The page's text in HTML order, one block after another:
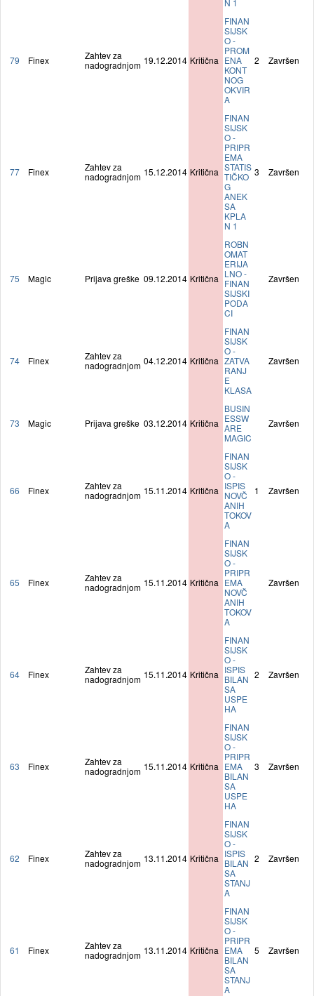
79 Finex
Zahtev za
nadogradnjom 19.12.2014 Kritična
FINAN
SIJSK
O -
PROM
ENA
KONT
NOG
OKVIR
A
2 Završen
77 Finex
Zahtev za
nadogradnjom 15.12.2014 Kritična
FINAN
SIJSK
O -
PRIPR
EMA
STATIS
TIČKO
G
ANEK
SA
KPLA
N 1
3 Završen
75 Magic Prijava greške 09.12.2014 Kritična
ROBN
OMAT
ERIJA
LNO -
FINAN
SIJSKI
PODA
CI
Završen
74 Finex
Zahtev za
nadogradnjom 04.12.2014 Kritična
FINAN
SIJSK
O -
ZATVA
RANJ
E
KLASA
Završen
73 Magic Prijava greške 03.12.2014 Kritična
BUSIN
ESSW
ARE
MAGIC
Završen
66 Finex
Zahtev za
nadogradnjom 15.11.2014 Kritična
FINAN
SIJSK
O -
ISPIS
NOVČ
ANIH
TOKOV
A
1 Završen
65 Finex
Zahtev za
nadogradnjom 15.11.2014 Kritična
FINAN
SIJSK
O -
PRIPR
EMA
NOVČ
ANIH
TOKOV
A
Završen
64 Finex
Zahtev za
nadogradnjom 15.11.2014 Kritična
FINAN
SIJSK
O -
ISPIS
BILAN
SA
USPE
HA
2 Završen
63 Finex
Zahtev za
nadogradnjom 15.11.2014 Kritična
FINAN
SIJSK
O -
PRIPR
EMA
BILAN
SA
USPE
HA
3 Završen
62 Finex
Zahtev za
nadogradnjom 13.11.2014 Kritična
FINAN
SIJSK
O -
ISPIS
BILAN
SA
STANJ
A
2 Završen
61 Finex
Zahtev za
nadogradnjom 13.11.2014 Kritična
FINAN
SIJSK
O -
PRIPR
EMA
BILAN
SA
STANJ
A
5 Završen